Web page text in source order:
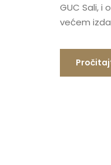
GUC Sali, i
većem